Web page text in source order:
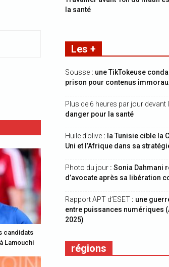
candidats
Lamouchi
la santé
Les +
Sousse : une TikTokeuse
prison pour contenus
Plus de 6 heures par jour devant
danger pour la santé
Huile d’olive : la Tunisie cible la
Uni et l’Afrique dans sa
Photo du jour : Sonia Dahmani
d’avocate après sa libération
Rapport APT d’ESET : une
entre puissances numériques
2025)
régions